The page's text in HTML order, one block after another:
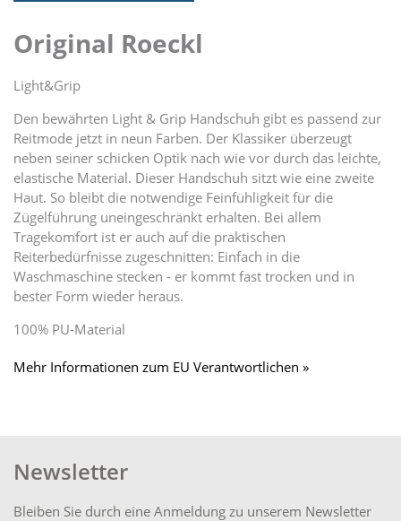
Original Roeckl
Light&Grip
Den bewährten Light & Grip Handschuh gibt es passend zur
Reitmode jetzt in neun Farben. Der Klassiker überzeugt
neben seiner schicken Optik nach wie vor durch das leichte,
elastische Material. Dieser Handschuh sitzt wie eine zweite
Haut. So bleibt die notwendige Feinfühligkeit für die
Zügelführung uneingeschränkt erhalten. Bei allem
Tragekomfort ist er auch auf die praktischen
Reiterbedürfnisse zugeschnitten: Einfach in die
Waschmaschine stecken - er kommt fast trocken und in
bester Form wieder heraus.
100% PU-Material
Mehr Informationen zum EU Verantwortlichen »
Newsletter
Bleiben Sie durch eine Anmeldung zu unserem Newsletter